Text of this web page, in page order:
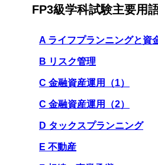
コンテンツの一部に
2015年 3月 1日 9時00分
スマートフォン表示にも対
に切り替えました。
FP3級学科試験主要用
A ライフプランニングと資
B リスク管理
C 金融資産運用（1）
C 金融資産運用（2）
D タックスプランニング
E 不動産